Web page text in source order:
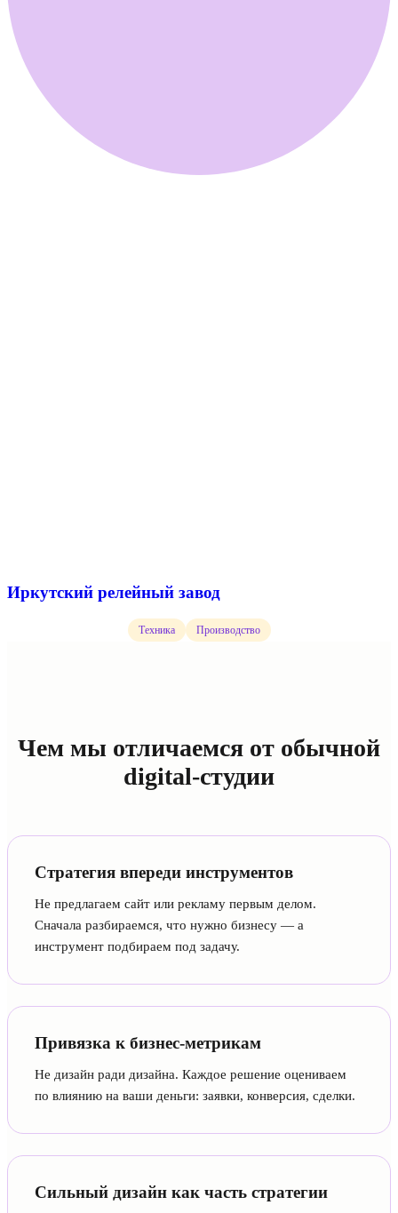
Иркутский релейный завод
Техника Производство
Чем мы отличаемся от обычной
digital-студии
Стратегия впереди инструментов
Не предлагаем сайт или рекламу первым делом.
Сначала разбираемся, что нужно бизнесу — а
инструмент подбираем под задачу.
Привязка к бизнес-метрикам
Не дизайн ради дизайна. Каждое решение оцениваем
по влиянию на ваши деньги: заявки, конверсия, сделки.
Сильный дизайн как часть стратегии